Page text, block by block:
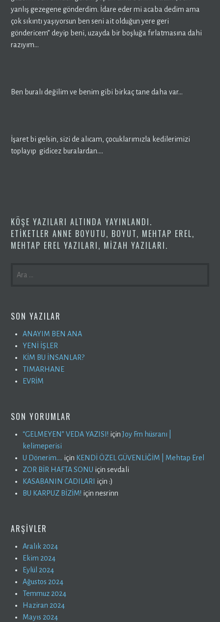
yanlış gezegene gönderdim. İdare eder mi acaba dedim ama
çok sıkıntı yaşıyorsun ben seni ait olduğun yere geri
göndericem” deyip beni, uzayda bir boşluğa fırlatmasına dahi
razıyım…
Ben buralı değilim ve benim gibi birkaç tane daha var…
İşaret bi gelsin, sizi de alıcam, çocuklarımızla kedilerimizi
toplayıp gidicez buralardan….
KÖŞE YAZILARI ALTINDA YAYINLANDI.
ETIKETLERANNE BOYUTU, BOYUT, MEHTAP EREL,
MEHTAP EREL YAZILARI, MIZAH YAZILARI.
SON YAZILAR
ANAYIM BEN ANA
YENİ İŞLER
KİM BU İNSANLAR?
TIMARHANE
EVRİM
SON YORUMLAR
“GELMEYEN” VEDA YAZISI! içinJoy Fm hüsranı |
kelimeperisi
U Dönerim…. için KENDİ ÖZEL GÜVENLİĞİM | Mehtap Erel
ZOR BİR HAFTA SONU içinsevdali
KASABANIN CADILARI için :)
BU KARPUZ BİZİM! içinnesrinn
ARŞIVLER
Aralık 2024
Ekim 2024
Eylül 2024
Ağustos 2024
Temmuz 2024
Haziran 2024
Mayıs 2024